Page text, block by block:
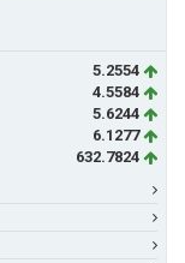
5.2554
4.5584
5.6244
6.1277
632.7824